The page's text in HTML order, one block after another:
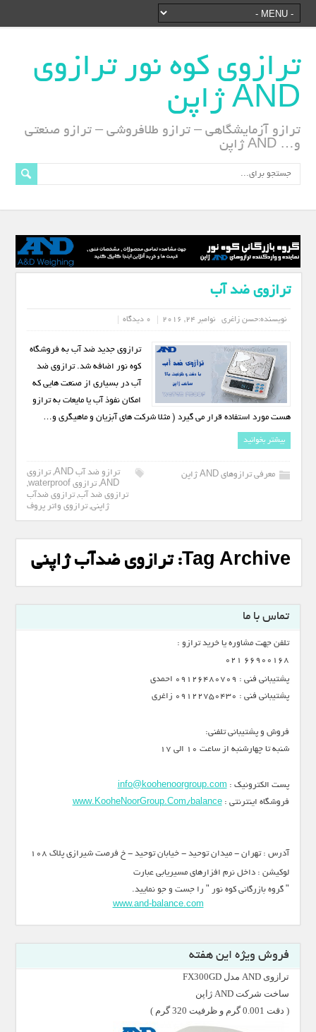
ترازوی کوه نور ترازوی
AND ژاپن
ترازو آزمایشگاهی – ترازو طلافروشی – ترازو صنعتی
و… AND ژاپن
Tag Archive: ترازوی ضدآب ژاپنی
ترازوی ضد آب
نویسنده:حسن زاغری نوامبر 24, 2016 0 دیدگاه
ترازوی جدید ضد آب به فروشگاه
کوه نور اضافه شد. ترازوی ضد
آب در بسیاری از صنعت هایی که
امکان نفوذ آب یا مایعات به ترازو
هست مورد استفاده قرار می گیرد ( مثلا شرکت های آبزیان و ماهیگری و…
بیشتر بخوانید
معرفی ترازوهای AND ژاپن ترازو ضد آب AND ,ترازوی
AND
,ترازوی waterproof
,
ترازوی ضد آب,ترازوی ضدآب
ژاپنی,ترازوی واتر پروف
تماس با ما
تلفن جهت مشاوره یا خرید ترازو :
66900168 021
پشتیبانی فنی : 09126480709 احمدی
پشتیبانی فنی : 09122750430 زاغری
فروش و پشتیبانی تلفنی:
شنبه تا چهارشنبه از ساعت 10 الی 17
پست الکترونیک : info@koohenoorgroup.com
فروشگاه اینترنتی :www.KooheNoorGroup.Com/balance
آدرس : تهران - میدان توحید - خیابان توحید - خ فرصت شیرازی پلاک 108
لوکیشن : داخل نرم افزارهای مسیریابی عبارت
" گروه بازرگانی کوه نور " را جست و جو نمایید.
www.and-balance.com
فروش ویژه این هفته
ترازوی AND مدل FX300GD
ساخت شرکت AND ژاپن
( دقت 0.001 گرم و ظرفیت 320 گرم )